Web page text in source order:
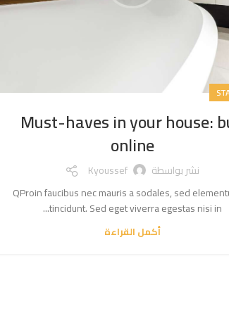
Must-haves in your house:
online
نشر بواسطة
Kyoussef
QProin faucibus nec mauris a sodales, sed
tincidunt. Sed eget viverra egestas nisi in...
أكمل القراءة